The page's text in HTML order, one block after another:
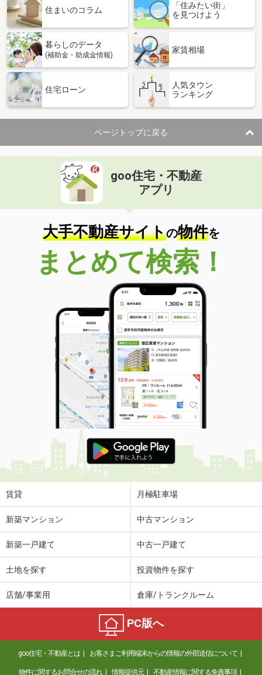
住まいのコラム
「住みたい街」
を見つけよう
暮らしのデータ
(補助金・助成金情報)
家賃相場
住宅ローン
人気タウン
ランキング
ページトップに戻る
goo住宅・不動産
アプリ
大手不動産サイトの物件を
まとめて検索！
賃貸 月極駐車場
新築マンション 中古マンション
新築一戸建て 中古一戸建て
土地を探す 投資物件を探す
店舗/事業用 倉庫/トランクルーム
PC版へ
goo住宅・不動産とは お客さまご利用端末からの情報の外部送信について
物件に関するお問合せの流れ 情報提供元 不動産情報に関する免責事項